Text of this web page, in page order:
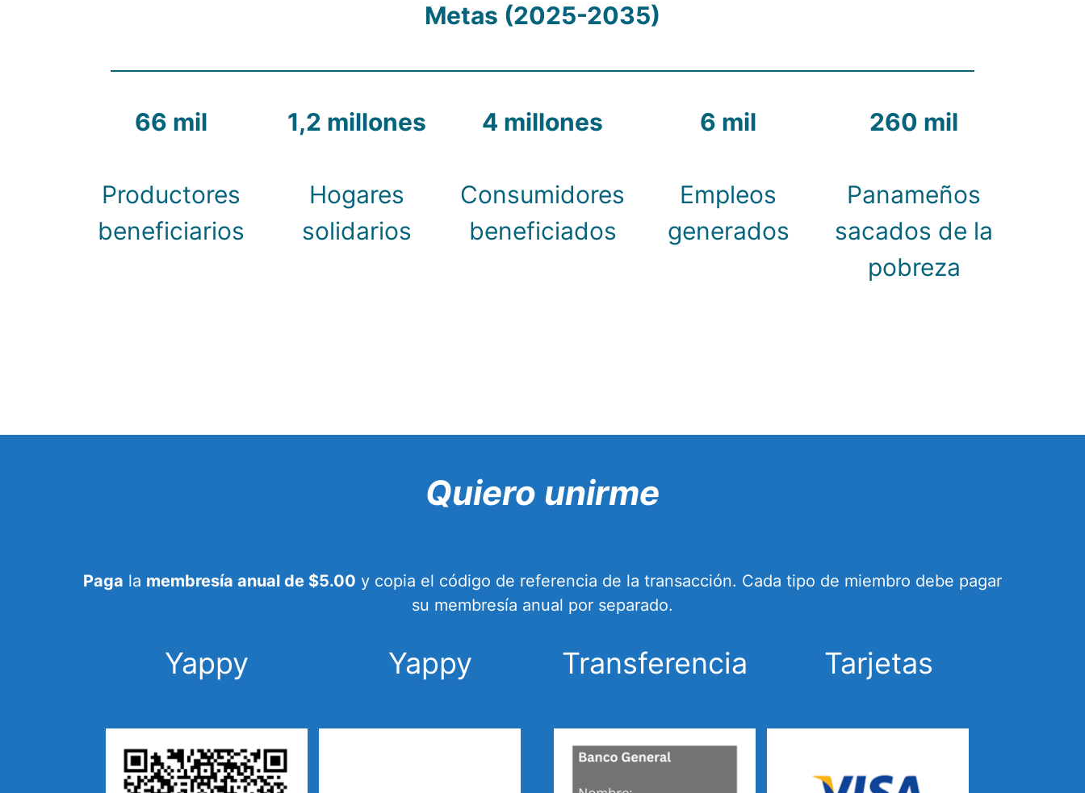
Metas (2025-2035)
66 mil
Productores
beneficiarios
1,2 millones
Hogares
solidarios
4 millones
Consumidores
beneficiados
6 mil
Empleos
generados
260 mil
Panameños
sacados de la
pobreza
Quiero unirme
Paga la membresía anual de $5.00 y copia el código de referencia de la transacción. Cada tipo de miembro debe pagar
su membresía anual por separado.
Yappy Yappy Transferencia Tarjetas